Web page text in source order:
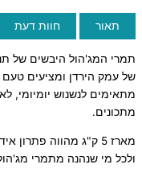
תאור חוות דעת
תמרי המג'הול היבשים של
של עמק הירדן ומציעים
מתאימים לנשנוש יומיומי,
מתכונים.
מארז 5 ק"ג מהווה
ולכל מי שנהנה מתמרי